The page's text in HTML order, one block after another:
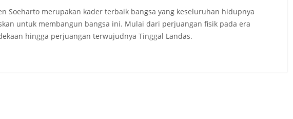
Soeharto merupakan kader terbaik bangsa yang keseluruhan hidupnya
untuk membangun bangsa ini. Mulai dari perjuangan fisik pada era
hingga perjuangan terwujudnya Tinggal Landas.